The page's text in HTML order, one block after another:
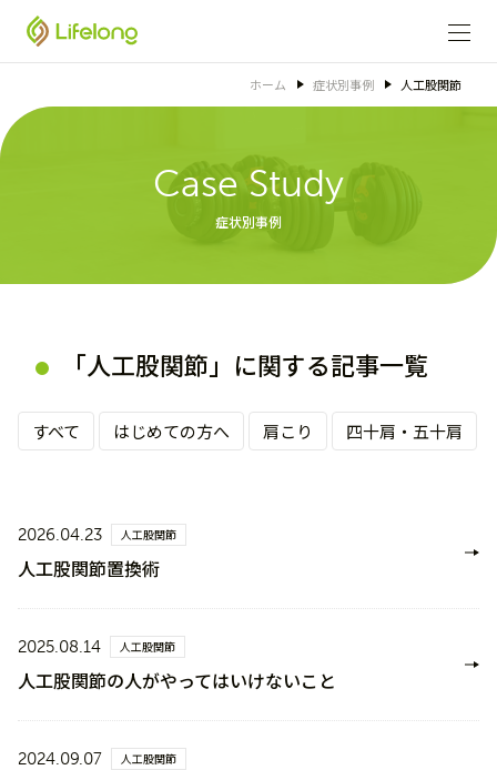
ホーム 症状別事例 人工股関節
Case Study
症状別事例
「人工股関節」に関する記事一覧
すべて はじめての方へ 肩こり 四十肩・五十肩
2026.04.23 人工股関節
人工股関節置換術
2025.08.14 人工股関節
人工股関節の人がやってはいけないこと
2024.09.07 人工股関節